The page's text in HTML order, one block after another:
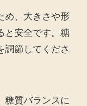
め、大きさや形
と安全です。糖
調節してくださ
糖質バランスに